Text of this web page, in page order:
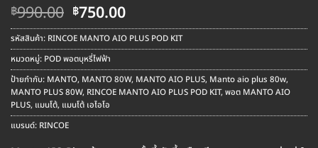
฿990.00 Original
price
was:
฿990.00.
฿750.00Current
price
is:
฿750.00.
รหัสสินค้า: RINCOE MANTO AIO PLUS POD KIT
หมวดหมู่: POD พอตบุหรี่ไฟฟ้า
ป้ายกำกับ: MANTO, MANTO 80W, MANTO AIO PLUS, Manto aio plus 80w,
MANTO PLUS 80W, RINCOE MANTO AIO PLUS POD KIT, พอต MANTO AIO
PLUS, แมนโต้, แมนโต้ เอไอโอ
แบรนด์: RINCOE